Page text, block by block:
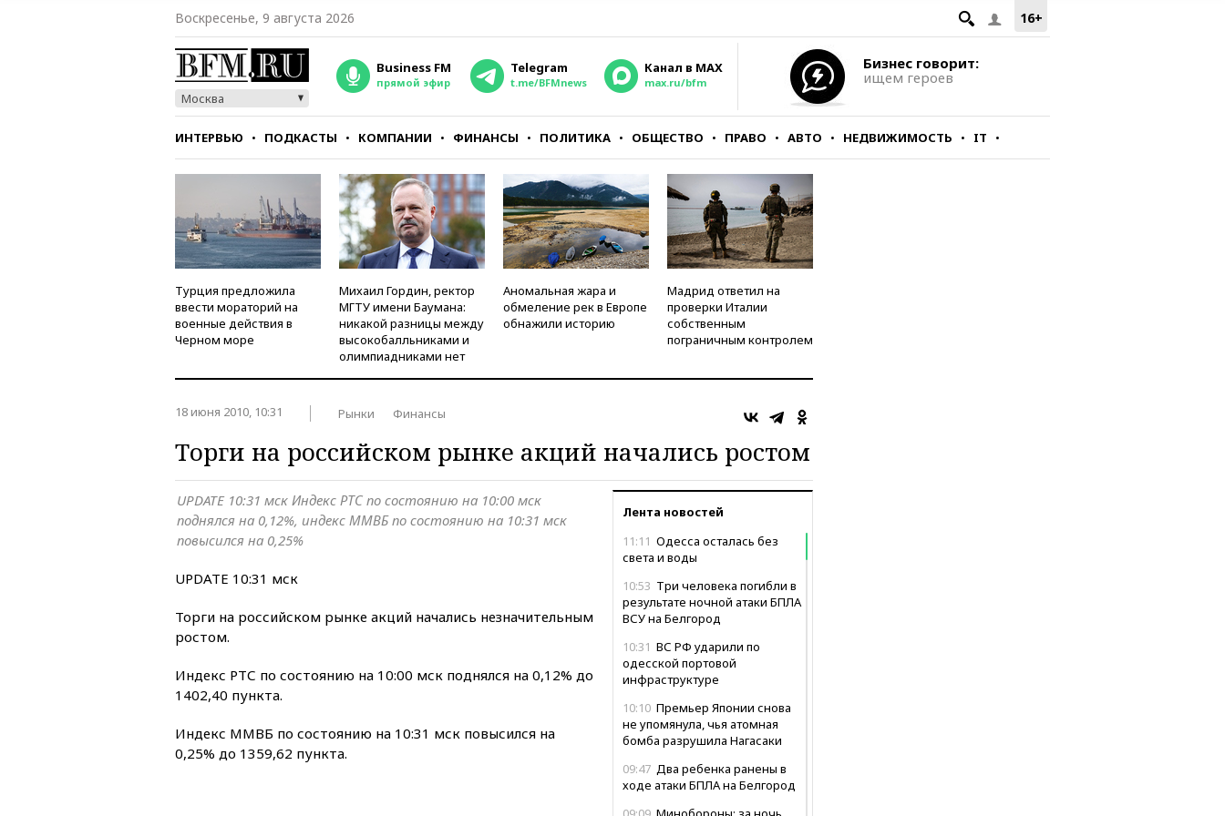
16+
Воскресенье, 9 августа 2026
Москва
Business FM
прямой эфир
Telegram
t.me/BFMnews
Канал в MAX
max.ru/bfm
Бизнес говорит:
ищем героев
ИНТЕРВЬЮ ПОДКАСТЫ КОМПАНИИ ФИНАНСЫ ПОЛИТИКА ОБЩЕСТВО ПРАВО АВТО НЕДВИЖИМОСТЬ IT
СТИЛЬ ТЕСТЫ
Турция предложила
ввести мораторий на
военные действия в
Черном море
Михаил Гордин, ректор
МГТУ имени Баумана:
никакой разницы между
высокобалльниками и
олимпиадниками нет
Аномальная жара и
обмеление рек в Европе
обнажили историю
Мадрид ответил на
проверки Италии
собственным
пограничным контролем
18 июня 2010, 10:31 Рынки Финансы
Торги на российском рынке акций начались ростом
Лента новостей
11:11 Одесса осталась без
света и воды
10:53 Три человека погибли в
результате ночной атаки БПЛА
ВСУ на Белгород
10:31 ВС РФ ударили по
одесской портовой
инфраструктуре
10:10 Премьер Японии снова
не упомянула, чья атомная
бомба разрушила Нагасаки
09:47 Два ребенка ранены в
ходе атаки БПЛА на Белгород
UPDATE 10:31 мск Индекс РТС по состоянию на 10:00 мск
поднялся на 0,12%, индекс ММВБ по состоянию на 10:31 мск
повысился на 0,25%
UPDATE 10:31 мск
Торги на российском рынке акций начались незначительным
ростом.
Индекс РТС по состоянию на 10:00 мск поднялся на 0,12% до
1402,40 пункта.
Индекс ММВБ по состоянию на 10:31 мск повысился на
0,25% до 1359,62 пункта.